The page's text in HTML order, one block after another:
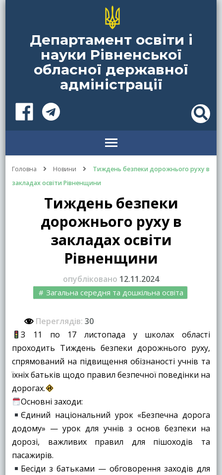
Департамент освіти і
науки Рівненської
обласної державної
адміністрації
Головна Новини
Тиждень безпеки дорожнього руху в
закладах освіти Рівненщини
Тиждень безпеки
дорожнього руху в
закладах освіти
Рівненщини
опубліковано 12.11.2024
Загальна середня та дошкільна освіта
Переглядів: 30
З 11 по 17 листопада у школах області
проходить Тиждень безпеки дорожнього руху,
спрямований на підвищення обізнаності учнів та
їхніх батьків щодо правил безпечної поведінки на
дорогах.
Основні заходи:
Єдиний національний урок «Безпечна дорога
додому» — урок для учнів з основ безпеки на
дорозі, важливих правил для пішоходів та
пасажирів.
Бесіди з батьками — обговорення заходів для